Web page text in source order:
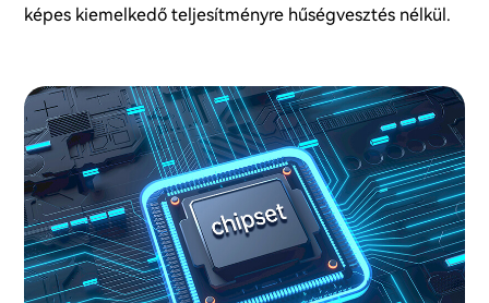
képes kiemelkedő teljesítményre hűségvesztés nélkül.